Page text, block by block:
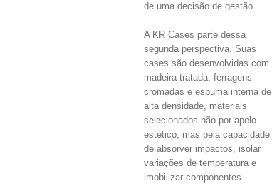
de uma decisão de gestão.
A KR Cases parte dessa
segunda perspectiva. Suas
cases são desenvolvidas com
madeira tratada, ferragens
cromadas e espuma interna de
alta densidade, materiais
selecionados não por apelo
estético, mas pela capacidade
de absorver impactos, isolar
variações de temperatura e
imobilizar componentes